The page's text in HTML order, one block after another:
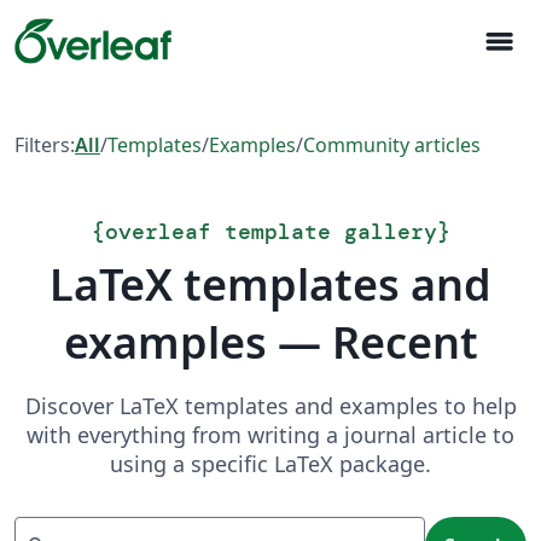
menu
Filters:All/Templates/Examples/Community articles
{overleaf template gallery}
LaTeX templates and
examples — Recent
Discover LaTeX templates and examples to help
with everything from writing a journal article to
using a specific LaTeX package.